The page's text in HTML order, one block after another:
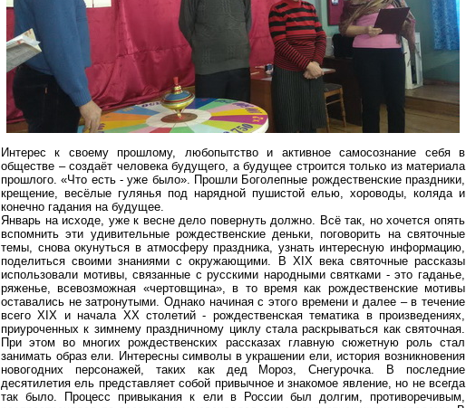
Интерес к своему прошлому, любопытство и активное самосознание себя в
обществе – создаёт человека будущего, а будущее строится только из материала
прошлого. «Что есть - уже было». Прошли Боголепные рождественские праздники,
крещение, весёлые гулянья под нарядной пушистой елью, хороводы, коляда и
конечно гадания на будущее.
Январь на исходе, уже к весне дело повернуть должно. Всё так, но хочется опять
вспомнить эти удивительные рождественские деньки, поговорить на святочные
темы, снова окунуться в атмосферу праздника, узнать интересную информацию,
поделиться своими знаниями с окружающими. В XIX века святочные рассказы
использовали мотивы, связанные с русскими народными святками - это гаданье,
ряженье, всевозможная «чертовщина», в то время как рождественские мотивы
оставались не затронутыми. Однако начиная с этого времени и далее – в течение
всего XIX и начала XX столетий - рождественская тематика в произведениях,
приуроченных к зимнему праздничному циклу стала раскрываться как святочная.
При этом во многих рождественских рассказах главную сюжетную роль стал
занимать образ ели. Интересны символы в украшении ели, история возникновения
новогодних персонажей, таких как дед Мороз, Снегурочка. В последние
десятилетия ель представляет собой привычное и знакомое явление, но не всегда
так было. Процесс привыкания к ели в России был долгим, противоречивым,